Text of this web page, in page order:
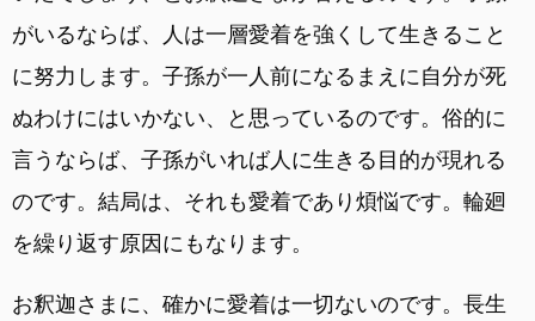
がいるならば、人は一層愛着を強くして生きること
に努力します。子孫が一人前になるまえに自分が死
ぬわけにはいかない、と思っているのです。俗的に
言うならば、子孫がいれば人に生きる目的が現れる
のです。結局は、それも愛着であり煩悩です。輪廻
を繰り返す原因にもなります。
お釈迦さまに、確かに愛着は一切ないのです。長生